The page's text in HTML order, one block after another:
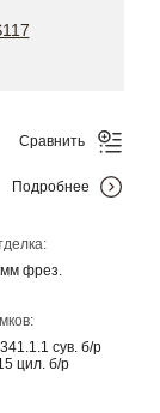
фрез.
сув. б/р
цил. б/р
Сравнить
Подробнее